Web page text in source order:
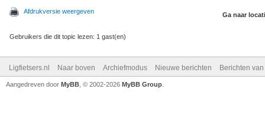
Afdrukversie weergeven Ga naar
Gebruikers die dit topic lezen: 1 gast(en)
Ligfietsers.nl Naar boven Archiefmodus Nieuwe berichten Berichten
Aangedreven door MyBB , © 2002-2026 MyBB Group